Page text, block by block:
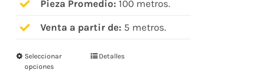
Pieza Promedio: 100 metros.
Venta a partir de: 5 metros.
Seleccionar
opciones
EsteDetalles